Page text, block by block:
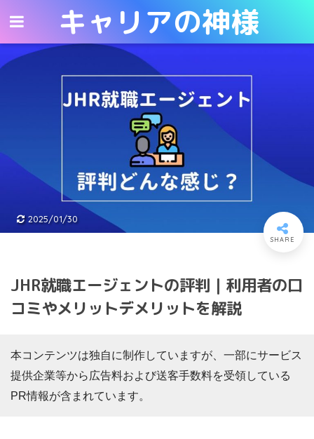
キャリアの神様キャリアの神様
2025/01/30
JHR就職エージェントの評判｜利用者の口
コミやメリットデメリットを解説
本コンテンツは独自に制作していますが、一部にサービス
提供企業等から広告料および送客手数料を受領している
PR情報が含まれています。